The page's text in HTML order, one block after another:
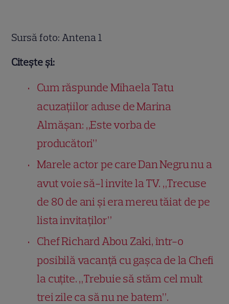
Sursă foto: Antena 1
Citește și:
Cum răspunde Mihaela Tatu
acuzațiilor aduse de Marina
Almășan: „Este vorba de
producători”
Marele actor pe care Dan Negru nu a
avut voie să-l invite la TV. „Trecuse
de 80 de ani și era mereu tăiat de pe
lista invitaților”
Chef Richard Abou Zaki, într-o
posibilă vacanță cu gașca de la Chefi
la cuțite. „Trebuie să stăm cel mult
trei zile ca să nu ne batem”.